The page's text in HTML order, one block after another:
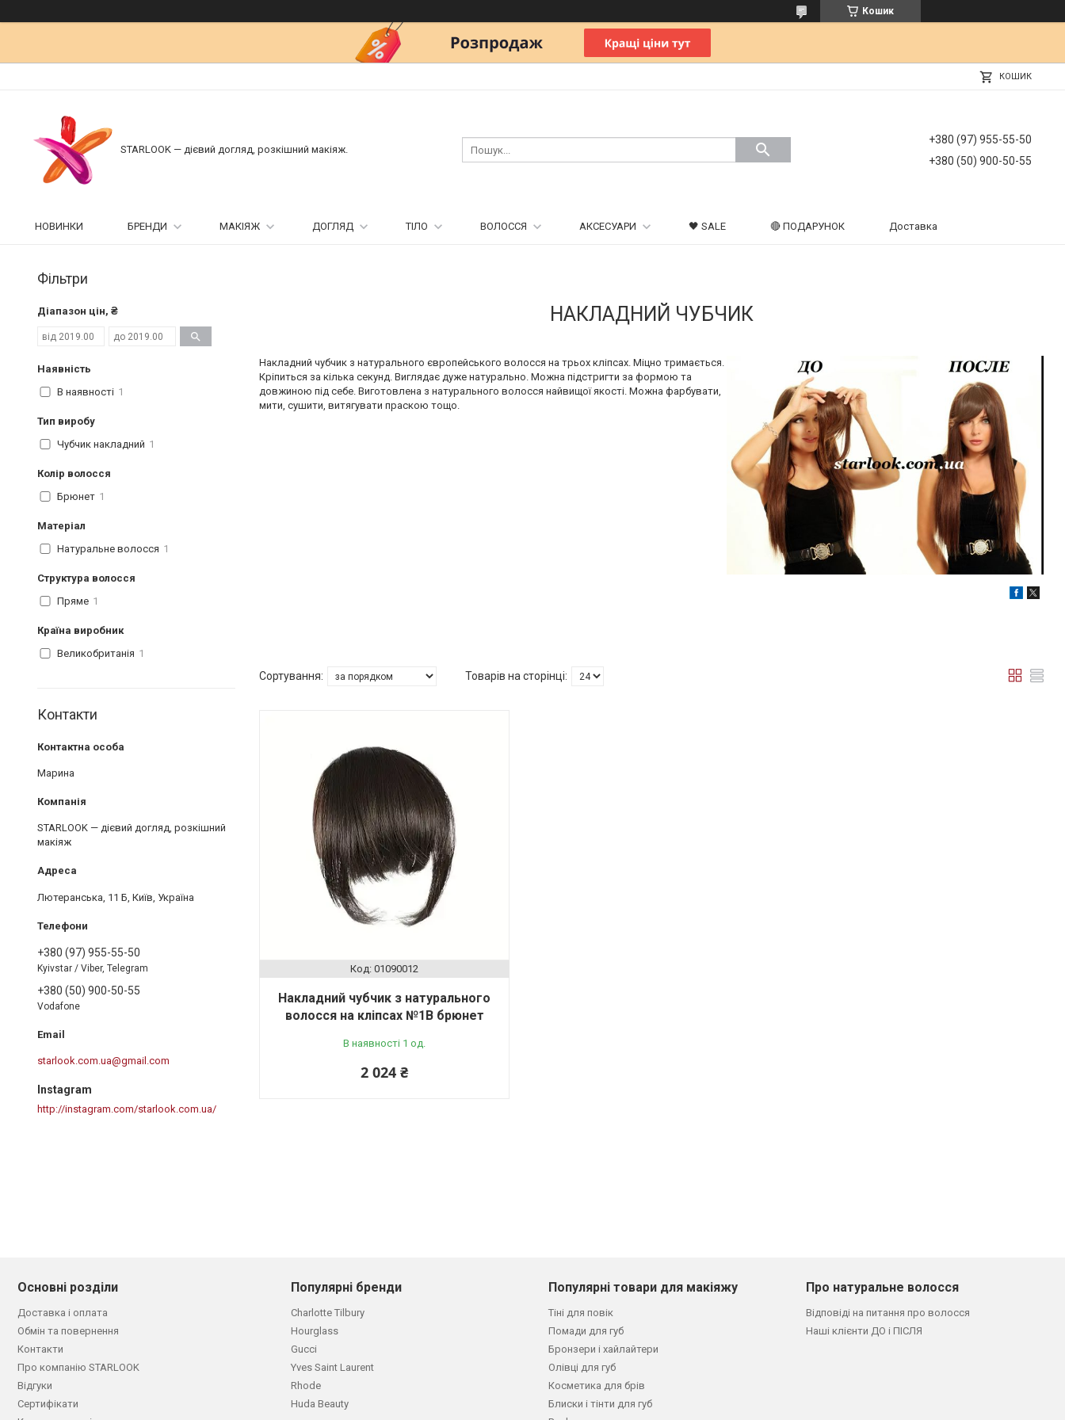
Кошик
КОШИК
STARLOOK — дієвий догляд, розкішний макіяж.
+380 (97) 955-55-50
+380 (50) 900-50-55
НОВИНКИ БРЕНДИ МАКІЯЖ ДОГЛЯД ТІЛО ВОЛОССЯ АКСЕСУАРИ 🖤 SALE 🔴 ПОДАРУНОК Доставка
НАКЛАДНИЙ ЧУБЧИК
Накладний чубчик з натурального європейського волосся на трьох кліпсах. Міцно тримається.
Кріпиться за кілька секунд. Виглядає дуже натурально. Можна підстригти за формою та
довжиною під себе. Виготовлена ​​з натурального волосся найвищої якості. Можна фарбувати,
мити, сушити, витягувати праскою тощо.
01090012
Накладний чубчик з натурального
волосся на кліпсах №1B брюнет
В наявності 1 од.
2 024 ₴
Фільтри
Діапазон цін, ₴
Наявність
В наявності 1
Тип виробу
Чубчик накладний 1
Колір волосся
Брюнет 1
Матеріал
Натуральне волосся 1
Структура волосся
Пряме 1
Країна виробник
Великобританія 1
Контакти
Марина
STARLOOK — дієвий догляд, розкішний
макіяж
Лютеранська, 11 Б, Київ, Україна
+380 (97) 955-55-50
Kyivstar / Viber, Telegram
+380 (50) 900-50-55
Vodafone
starlook.com.ua@gmail.com
Instagram
http://instagram.com/starlook.com.ua/
Основні розділи
Доставка і оплата
Обмін та повернення
Контакти
Про компанію STARLOOK
Відгуки
Сертифікати
Популярні бренди
Charlotte Tilbury
Hourglass
Gucci
Yves Saint Laurent
Rhode
Huda Beauty
Популярні товари для макіяжу
Тіні для повік
Помади для губ
Бронзери і хайлайтери
Олівці для губ
Косметика для брів
Блиски і тінти для губ
Про натуральне волосся
Відповіді на питання про волосся
Наші клієнти ДО і ПІСЛЯ